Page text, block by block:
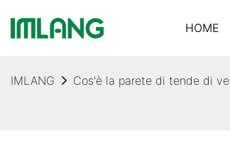
HOME
IMLANG Cos'è la parete di tende di